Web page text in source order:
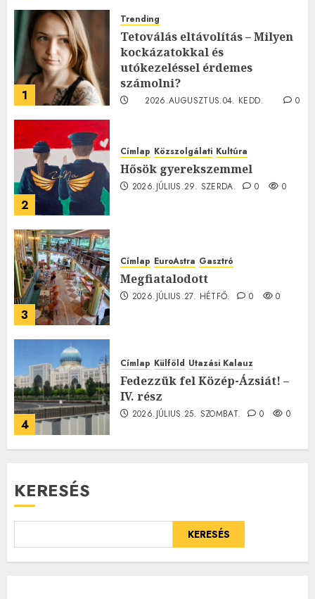
1
Trending
Tetoválás eltávolítás – Milyen
kockázatokkal és
utókezeléssel érdemes
számolni?
2026.AUGUSZTUS.04. KEDD.
0
2
Címlap Közszolgálati Kultúra
Hősök gyerekszemmel
2026.JÚLIUS.29. SZERDA. 0 0
3
Címlap EuroAstra Gasztró
Megfiatalodott
2026.JÚLIUS.27. HÉTFŐ. 0 0
4
Címlap Külföld Utazási Kalauz
Fedezzük fel Közép-Ázsiát! –
IV. rész
2026.JÚLIUS.25. SZOMBAT. 0 0
KERESÉS
KERESÉS